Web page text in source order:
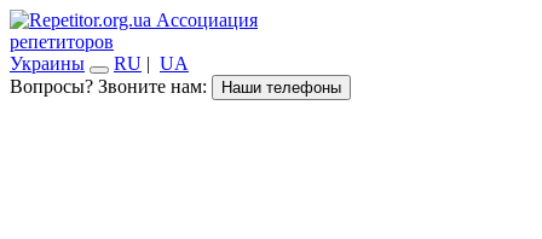
Ассоциация
репетиторов
Украины
RU | UA
Вопросы? Звоните нам:
Наши телефоны